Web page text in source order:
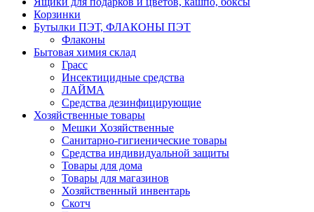
Корзинки
Бутылки ПЭТ, ФЛАКОНЫ ПЭТ
Флаконы
Бытовая химия склад
Грасс
Инсектицидные средства
ЛАЙМА
Средства дезинфицирующие
Хозяйственные товары
Мешки Хозяйственные
Санитарно-гигиенические товары
Средства индивидуальной защиты
Товары для дома
Товары для магазинов
Хозяйственный инвентарь
Скотч